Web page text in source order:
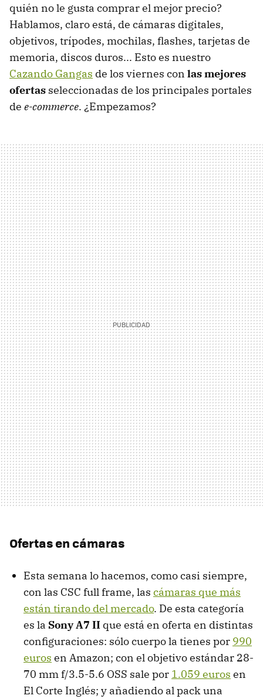
quién no le gusta comprar el mejor precio?
Hablamos, claro está, de cámaras digitales,
objetivos, trípodes, mochilas, flashes, tarjetas de
memoria, discos duros... Esto es nuestro
Cazando Gangas de los viernes con las mejores
ofertas seleccionadas de los principales portales
de e-commerce. ¿Empezamos?
Ofertas en cámaras
Esta semana lo hacemos, como casi siempre,
con las CSC full frame, las cámaras que más
están tirando del mercado. De esta categoría
es la Sony A7 II que está en oferta en distintas
configuraciones: sólo cuerpo la tienes por 990
euros en Amazon; con el objetivo estándar 28-
70 mm f/3.5-5.6 OSS sale por 1.059 euros en
El Corte Inglés; y añadiendo al pack una